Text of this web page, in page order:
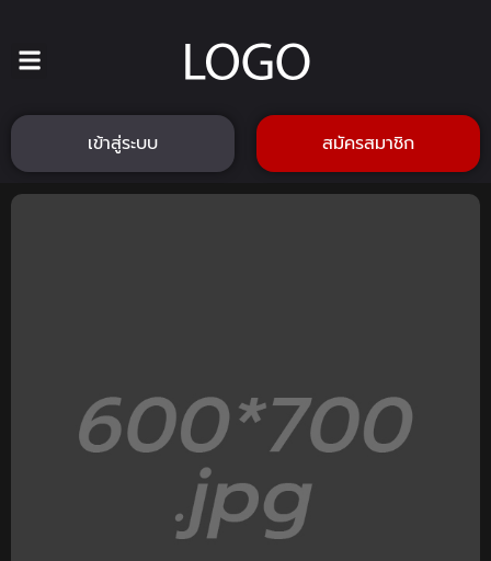
เข้าสู่ระบบ สมัครสมาชิก